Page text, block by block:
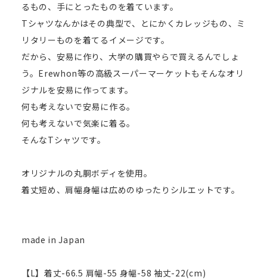
るもの、手にとったものを着ています。
Tシャツなんかはその典型で、とにかくカレッジもの、ミ
リタリーものを着てるイメージです。
だから、安易に作り、大学の購買やらで買えるんでしょ
う。Erewhon等の高級スーパーマーケットもそんなオリ
ジナルを安易に作ってます。
何も考えないで安易に作る。
何も考えないで気楽に着る。
そんなTシャツです。
オリジナルの丸胴ボディを使用。
着丈短め、肩幅身幅は広めのゆったりシルエットです。
made in Japan
【L】着丈-66.5 肩幅-55 身幅-58 袖丈-22(cm)